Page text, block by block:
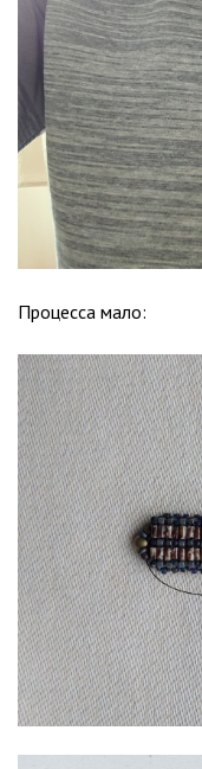
Процесса мало: